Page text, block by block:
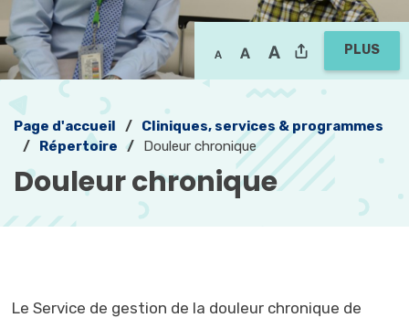
PLUS
Page d'accueil
Cliniques, services & programmes
Répertoire
Douleur chronique
Douleur chronique
Le Service de gestion de la douleur chronique de